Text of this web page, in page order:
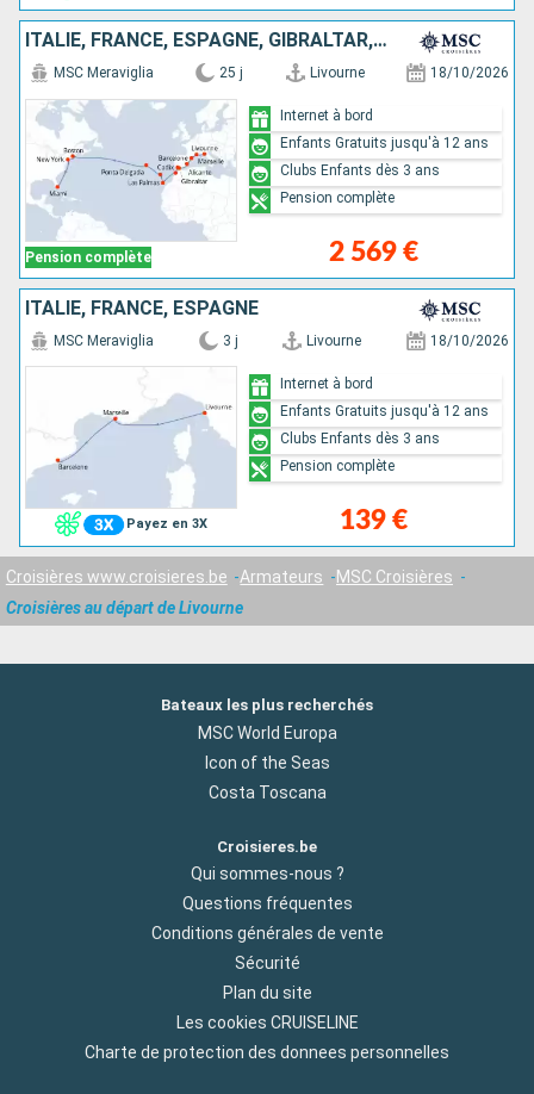
ITALIE, FRANCE, ESPAGNE, GIBRALTAR, MAROC, MAJORQUE, PORTUGAL, ÉTATS-UNIS
Pension complète
MSC Meraviglia 25 j Livourne 18/10/2026
2 569 €
Internet à bord
Enfants Gratuits jusqu'à 12 ans
Clubs Enfants dès 3 ans
Pension complète
ITALIE, FRANCE, ESPAGNE
Payez en 3X
MSC Meraviglia 3 j Livourne 18/10/2026
139 €
Internet à bord
Enfants Gratuits jusqu'à 12 ans
Clubs Enfants dès 3 ans
Pension complète
Croisières www.croisieres.be Armateurs
MSC Croisières
Croisières au départ de Livourne
Bateaux les plus recherchés
MSC World Europa
Icon of the Seas
Costa Toscana
Croisieres.be
Qui sommes-nous ?
Questions fréquentes
Conditions générales de vente
Sécurité
Plan du site
Les cookies CRUISELINE
Charte de protection des donnees personnelles